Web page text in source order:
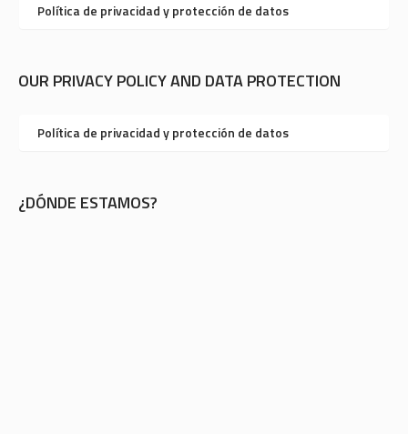
Política de privacidad y protección de datos
OUR PRIVACY POLICY AND DATA PROTECTION
Política de privacidad y protección de datos
¿DÓNDE ESTAMOS?